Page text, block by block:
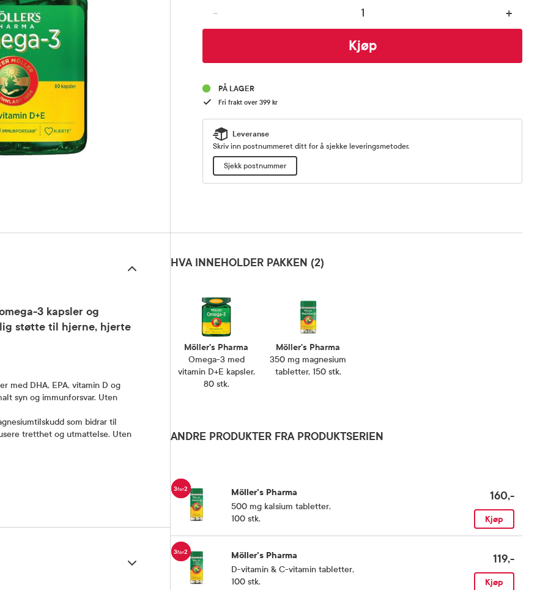
- +
Kjøp
PÅ LAGER
Fri frakt over 399 kr
Leveranse
Skriv inn postnummeret ditt for å sjekke leveringsmetoder.
Sjekk postnummer
3 kapsler og
støtte til hjerne, hjerte
med DHA, EPA, vitamin D og
syn og immunforsvar. Uten
som bidrar til
tretthet og utmattelse. Uten
HVA INNEHOLDER PAKKEN (2)
Möller's Pharma
Omega-3 med
vitamin D+E kapsler,
80 stk.
Möller's Pharma
350 mg magnesium
tabletter, 150 stk.
ANDRE PRODUKTER FRA PRODUKTSERIEN
3for2
Möller's Pharma
500 mg kalsium tabletter,
100 stk.
160,-
Kjøp
3for2
Möller's Pharma
D-vitamin & C-vitamin tabletter,
100 stk.
119,-
Kjøp